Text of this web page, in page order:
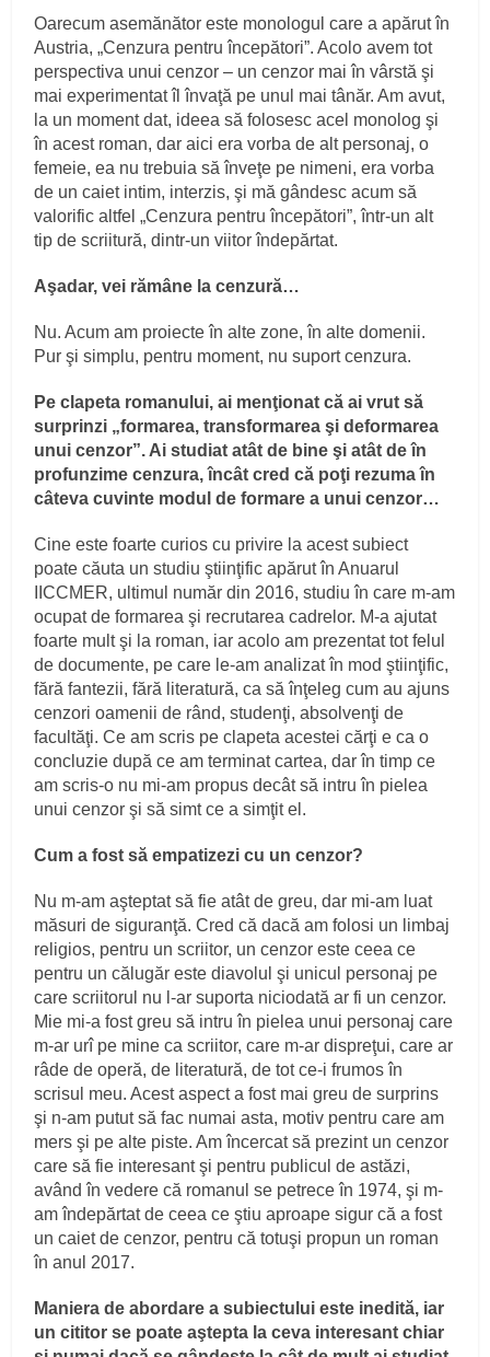
Oarecum asemănător este monologul care a apărut în
Austria, „Cenzura pentru începători”. Acolo avem tot
perspectiva unui cenzor – un cenzor mai în vârstă şi
mai experimentat îl învaţă pe unul mai tânăr. Am avut,
la un moment dat, ideea să folosesc acel monolog şi
în acest roman, dar aici era vorba de alt personaj, o
femeie, ea nu trebuia să înveţe pe nimeni, era vorba
de un caiet intim, interzis, şi mă gândesc acum să
valorific altfel „Cenzura pentru începători”, într-un alt
tip de scriitură, dintr-un viitor îndepărtat.
Aşadar, vei rămâne la cenzură…
Nu. Acum am proiecte în alte zone, în alte domenii.
Pur şi simplu, pentru moment, nu suport cenzura.
Pe clapeta romanului, ai menţionat că ai vrut să
surprinzi „formarea, transformarea şi deformarea
unui cenzor”. Ai studiat atât de bine şi atât de în
profunzime cenzura, încât cred că poţi rezuma în
câteva cuvinte modul de formare a unui cenzor…
Cine este foarte curios cu privire la acest subiect
poate căuta un studiu ştiinţific apărut în Anuarul
IICCMER, ultimul număr din 2016, studiu în care m-am
ocupat de formarea şi recrutarea cadrelor. M-a ajutat
foarte mult şi la roman, iar acolo am prezentat tot felul
de documente, pe care le-am analizat în mod ştiinţific,
fără fantezii, fără literatură, ca să înţeleg cum au ajuns
cenzori oamenii de rând, studenţi, absolvenţi de
facultăţi. Ce am scris pe clapeta acestei cărţi e ca o
concluzie după ce am terminat cartea, dar în timp ce
am scris-o nu mi-am propus decât să intru în pielea
unui cenzor şi să simt ce a simţit el.
Cum a fost să empatizezi cu un cenzor?
Nu m-am aşteptat să fie atât de greu, dar mi-am luat
măsuri de siguranţă. Cred că dacă am folosi un limbaj
religios, pentru un scriitor, un cenzor este ceea ce
pentru un călugăr este diavolul şi unicul personaj pe
care scriitorul nu l-ar suporta niciodată ar fi un cenzor.
Mie mi-a fost greu să intru în pielea unui personaj care
m-ar urî pe mine ca scriitor, care m-ar dispreţui, care ar
râde de operă, de literatură, de tot ce-i frumos în
scrisul meu. Acest aspect a fost mai greu de surprins
şi n-am putut să fac numai asta, motiv pentru care am
mers şi pe alte piste. Am încercat să prezint un cenzor
care să fie interesant şi pentru publicul de astăzi,
având în vedere că romanul se petrece în 1974, şi m-
am îndepărtat de ceea ce ştiu aproape sigur că a fost
un caiet de cenzor, pentru că totuşi propun un roman
în anul 2017.
Maniera de abordare a subiectului este inedită, iar
un cititor se poate aştepta la ceva interesant chiar